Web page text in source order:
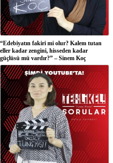
“Edebiyatın fakiri mi olur? Kalem tutan
eller kadar zengini, hisseden kadar
güçlüsü mü vardır?” – Sinem Koç